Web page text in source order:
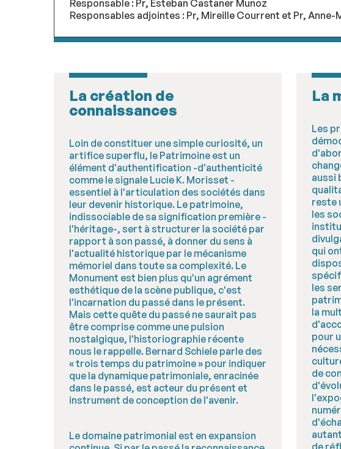
Responsable : Pr, Esteban Castaner Munoz
Responsables adjointes : Pr, Mireille Courrent et Pr,
La création de
connaissances
Loin de constituer une simple curiosité, un
artifice superflu, le Patrimoine est un
élément d'authentification -d'authenticité
comme le signale Lucie K. Morisset -
essentiel à l'articulation des sociétés dans
leur devenir historique. Le patrimoine,
indissociable de sa signification première -
l'héritage-, sert à structurer la société par
rapport à son passé, à donner du sens à
l'actualité historique par le mécanisme
mémoriel dans toute sa complexité. Le
Monument est bien plus qu'un agrément
esthétique de la scène publique, c'est
l'incarnation du passé dans le présent.
Mais cette quête du passé ne saurait pas
être comprise comme une pulsion
nostalgique, l'historiographie récente
nous le rappelle. Bernard Schiele parle des
« trois temps du patrimoine » pour indiquer
que la dynamique patrimoniale, enracinée
dans le passé, est acteur du présent et
instrument de conception de l'avenir.
Le domaine patrimonial est en expansion
La
Les
aussi
reste
les
qui
les
la
pour
de
de